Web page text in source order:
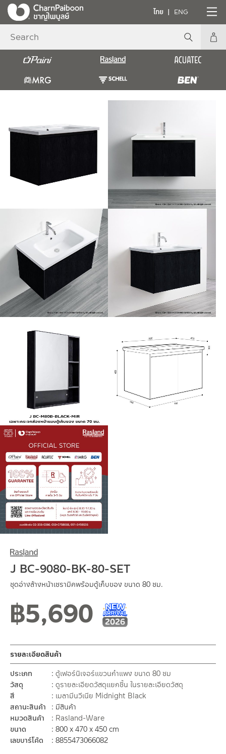
ไทย ENG
J BC-9080-BK-80-SET
ชุดอ่างล้างหน้าเซรามิคพร้อมตู้เก็บของ ขนาด 80 ซม.
฿5,690
รายละเอียดสินค้า
ประเภท
ตู้เฟอร์นิเจอร์แขวนกำแพง ขนาด 80 ซม
วัสดุ
ดูรายละเอียดวัสดุแยกชิ้น ในรายละเอียดวัสดุ
สี
เมลามีนวีเนีย Midnight Black
สถานะสินค้า
มีสินค้า
หมวดสินค้า
Rasland-Ware
ขนาด
800 x 470 x 450 cm
เลขบาร์โค้ด
8855473066082